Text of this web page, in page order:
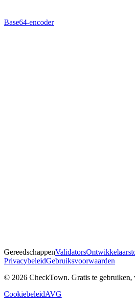
Base64-encoder
GereedschappenValidators
PrivacybeleidGebruiksvoorwaarden
© 2026 CheckTown. Gratis te gebruiken,
CookiebeleidAVG